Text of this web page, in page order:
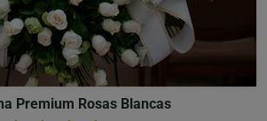
Premium Rosas Blancas